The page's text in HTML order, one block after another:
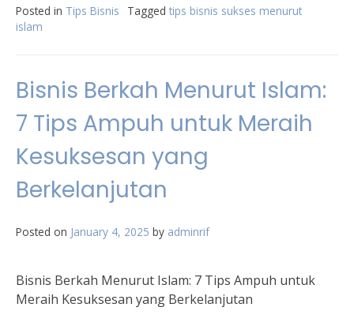
Posted in Tips Bisnis Tagged tips bisnis sukses menurut
islam
Bisnis Berkah Menurut Islam:
7 Tips Ampuh untuk Meraih
Kesuksesan yang
Berkelanjutan
Posted on January 4, 2025 by adminrif
Bisnis Berkah Menurut Islam: 7 Tips Ampuh untuk
Meraih Kesuksesan yang Berkelanjutan